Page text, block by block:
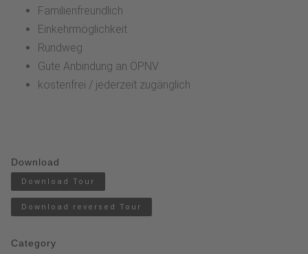
Familienfreundlich
Einkehrmöglichkeit
Rundweg
Gute Anbindung an ÖPNV
kostenfrei / jederzeit zugänglich
Download
Download Tour
Download reversed Tour
Category